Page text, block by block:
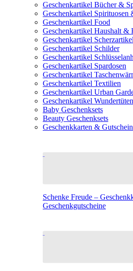
Geschenkartikel Bücher &
Geschenkartikel Spirituosen
Geschenkartikel Food
Geschenkartikel Haushalt &
Geschenkartikel Scherzartikel
Geschenkartikel Schilder
Geschenkartikel
Geschenkartikel Spardosen
Geschenkartikel
Geschenkartikel Textilien
Geschenkartikel Urban
Geschenkartikel Wundertüten
Baby Geschenksets
Beauty Geschenksets
Geschenkkarten &
Schenke Freude –
Geschenkgutscheine